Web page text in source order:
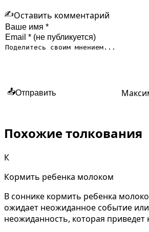
✍️Оставить комментарий
📤Отправить
Похожие толкования
К
Кормить ребенка молоком
В соннике кормить ребенка
ожидает неожиданное событие
неожиданность, которая